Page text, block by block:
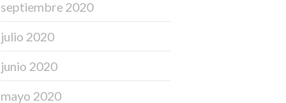
septiembre 2020
julio 2020
junio 2020
mayo 2020